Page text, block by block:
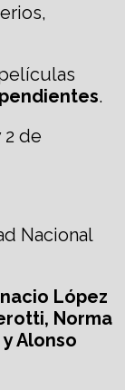
.
de
Nacional
López
Norma
Alonso